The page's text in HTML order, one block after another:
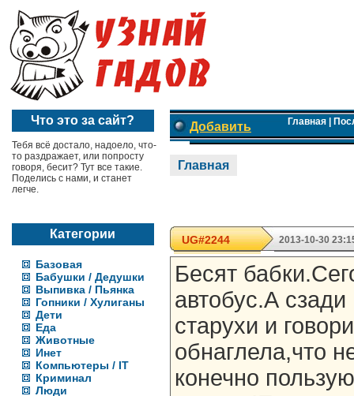
Что это за сайт?
Тебя всё достало, надоело, что-
то раздражает, или попросту
говоря, бесит? Тут все такие.
Поделись с нами, и станет
легче.
Категории
Базовая
Бабушки / Дедушки
Выпивка / Пьянка
Гопники / Хулиганы
Дети
Еда
Животные
Инет
Компьютеры / IT
Криминал
Люди
Добавить Главная
Главная
UG#2244 2013-10-30
Бесят
автобус.А
старухи и
обнаглела,что
конечно